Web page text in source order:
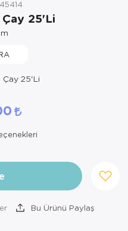
Çay 25'Li
Çay 25'Li
Bu Ürünü Paylaş